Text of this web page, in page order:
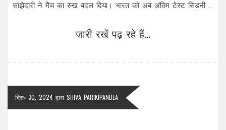
साझेदारी ने मैच का रुख बदल दिया। भारत को अब अंतिम टेस्ट सिडनी में
जारी रखें पढ़ रहे हैं...
दिस॰ 30, 2024 द्वारा SHIVA PARIKIPANDLA